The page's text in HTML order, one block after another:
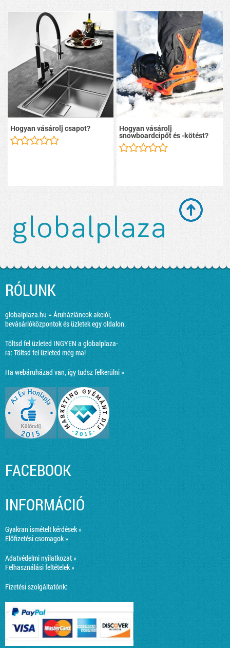
Hogyan vásárolj csapot? Hogyan vásárolj
snowboardcipőt és -kötést?
RÓLUNK
globalplaza.hu = Áruházláncok akciói,
bevásárlóközpontok és üzletek egy oldalon.
Töltsd fel üzleted INGYEN a globalplaza-
ra:Töltsd fel üzleted még ma!
Ha webáruházad van, így tudsz felkerülni »
FACEBOOK
INFORMÁCIÓ
Gyakran ismételt kérdések »
Előfizetési csomagok »
Adatvédelmi nyilatkozat »
Felhasználási feltételek »
Fizetési szolgáltatónk: